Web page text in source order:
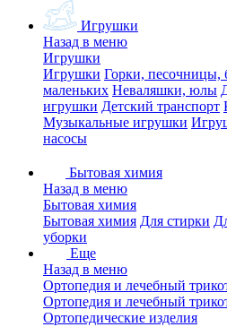
Игрушки
Назад в меню
Игрушки
Игрушки Горки, песочницы,
маленьких Неваляшки, юлы
игрушки Детский транспорт
Музыкальные игрушки
насосы
Бытовая химия
Назад в меню
Бытовая химия
Бытовая химия Для стирки
уборки
Еще
Назад в меню
Ортопедия и лечебный
Ортопедия и лечебный
Ортопедические изделия